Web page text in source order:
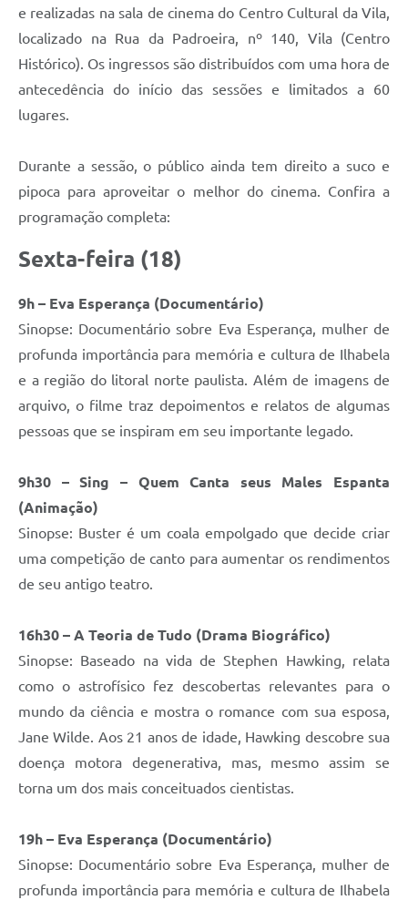
e realizadas na sala de cinema do Centro Cultural da Vila,
localizado na Rua da Padroeira, nº 140, Vila (Centro
Histórico). Os ingressos são distribuídos com uma hora de
antecedência do início das sessões e limitados a 60
lugares.
Durante a sessão, o público ainda tem direito a suco e
pipoca para aproveitar o melhor do cinema. Confira a
programação completa:
Sexta-feira (18)
9h – Eva Esperança (Documentário)
Sinopse: Documentário sobre Eva Esperança, mulher de
profunda importância para memória e cultura de Ilhabela
e a região do litoral norte paulista. Além de imagens de
arquivo, o filme traz depoimentos e relatos de algumas
pessoas que se inspiram em seu importante legado.
9h30 – Sing – Quem Canta seus Males Espanta
(Animação)
Sinopse: Buster é um coala empolgado que decide criar
uma competição de canto para aumentar os rendimentos
de seu antigo teatro.
16h30 – A Teoria de Tudo (Drama Biográfico)
Sinopse: Baseado na vida de Stephen Hawking, relata
como o astrofísico fez descobertas relevantes para o
mundo da ciência e mostra o romance com sua esposa,
Jane Wilde. Aos 21 anos de idade, Hawking descobre sua
doença motora degenerativa, mas, mesmo assim se
torna um dos mais conceituados cientistas.
19h – Eva Esperança (Documentário)
Sinopse: Documentário sobre Eva Esperança, mulher de
profunda importância para memória e cultura de Ilhabela